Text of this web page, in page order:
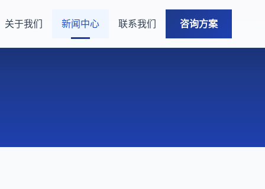
关于我们 新闻中心 联系我们 咨询方案